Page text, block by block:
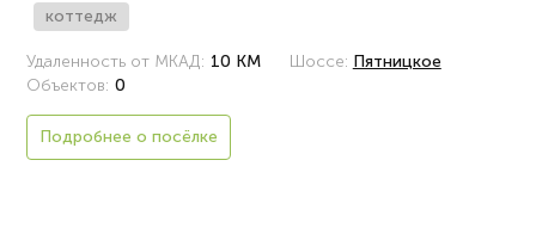
коттедж
Удаленность от МКАД: 10 КМ Шоссе: Пятницкое
Объектов: 0
Подробнее о посёлке